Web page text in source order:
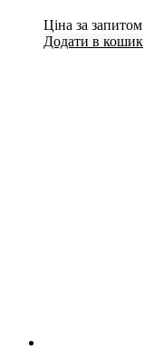
Ціна за запитом
Додати в кошик